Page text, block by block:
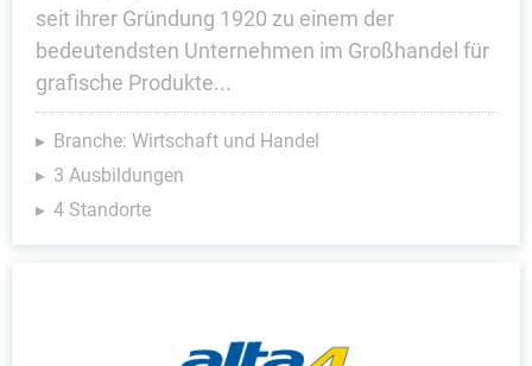
seit ihrer Gründung 1920 zu einem der
bedeutendsten Unternehmen im Großhandel für
grafische Produkte...
Branche: Wirtschaft und Handel
3 Ausbildungen
4 Standorte